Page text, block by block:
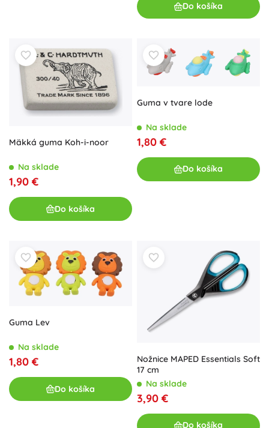
Do košíka
Mäkká guma Koh-i-noor
Na sklade
1,90 €
Do košíka
Guma v tvare lode
Na sklade
1,80 €
Do košíka
Guma Lev
Na sklade
1,80 €
Do košíka
Nožnice MAPED Essentials Soft
17 cm
Na sklade
3,90 €
Do košíka